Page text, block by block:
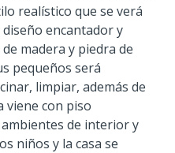
realístico que se verá
encantador y
madera y piedra de
pequeños será
limpiar, además de
viene con piso
de interior y
niños y la casa se